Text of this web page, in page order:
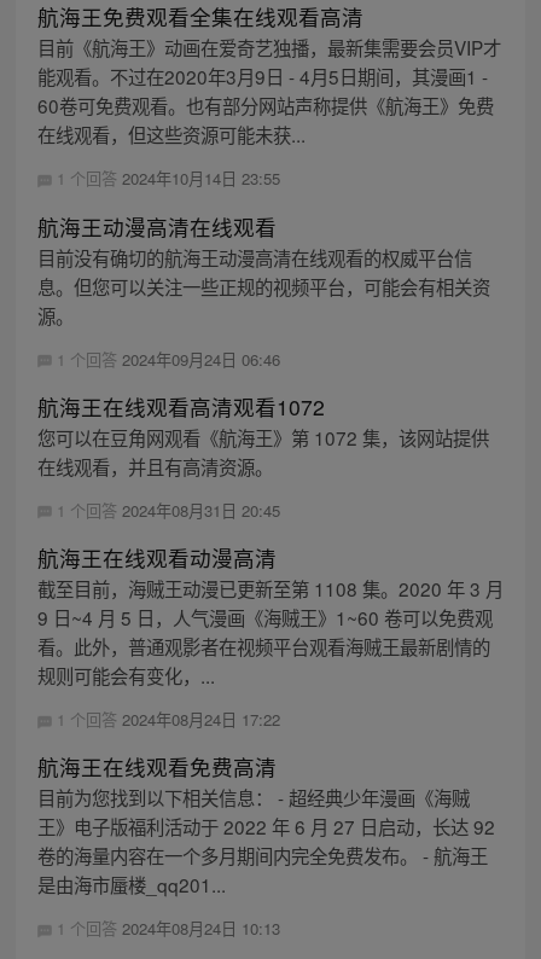
航海王免费观看全集在线观看高清
目前《航海王》动画在爱奇艺独播，最新集需要会员VIP才
能观看。不过在2020年3月9日 - 4月5日期间，其漫画1 -
60卷可免费观看。也有部分网站声称提供《航海王》免费
在线观看，但这些资源可能未获...
1 个回答 2024年10月14日 23:55
航海王动漫高清在线观看
目前没有确切的航海王动漫高清在线观看的权威平台信
息。但您可以关注一些正规的视频平台，可能会有相关资
源。
1 个回答 2024年09月24日 06:46
航海王在线观看高清观看1072
您可以在豆角网观看《航海王》第 1072 集，该网站提供
在线观看，并且有高清资源。
1 个回答 2024年08月31日 20:45
航海王在线观看动漫高清
截至目前，海贼王动漫已更新至第 1108 集。2020 年 3 月
9 日~4 月 5 日，人气漫画《海贼王》1~60 卷可以免费观
看。此外，普通观影者在视频平台观看海贼王最新剧情的
规则可能会有变化，...
1 个回答 2024年08月24日 17:22
航海王在线观看免费高清
目前为您找到以下相关信息： - 超经典少年漫画《海贼
王》电子版福利活动于 2022 年 6 月 27 日启动，长达 92
卷的海量内容在一个多月期间内完全免费发布。 - 航海王
是由海市蜃楼_qq201...
1 个回答 2024年08月24日 10:13